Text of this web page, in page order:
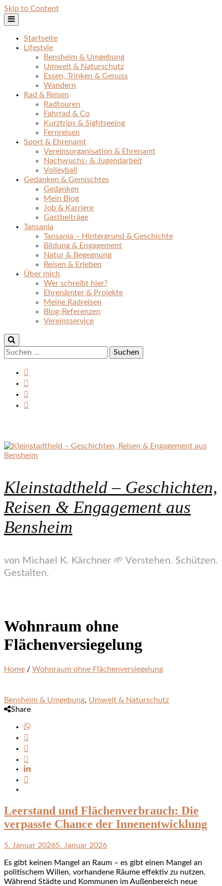
Skip to Content
Startseite
Lifestyle
Bensheim & Umgebung
Umwelt & Naturschutz
Essen, Trinken & Genuss
Wandern
Rad & Reisen
Radtouren
Fahrrad & Co
Kurztrips & Sightseeing
Fernreisen
Sport & Ehrenamt
Vereinsorganisation & Ehrenamt
Nachwuchs- & Jugendarbeit
Volleyball
Gedanken & Gemischtes
Gedanken
Mein Blog
Job & Karriere
Gastbeiträge
Tansania
Tansania – Hintergrund & Geschichte
Bildung & Engagement
Natur & Begegnung
Reisen & Erleben
Über mich
Wer schreibt hier?
Ehrenämter & Projekte
Meine Radreisen
Blog-Referenzen
Vereinsservice
Suchen
nach:
Kleinstadtheld – Geschichten,
Reisen & Engagement aus
Bensheim
von Michael K. Kärchner 🌱 Verstehen. Schützen.
Gestalten.
Wohnraum ohne
Flächenversiegelung
Home / Wohnraum ohne Flächenversiegelung
Bensheim & Umgebung, Umwelt & Naturschutz
Share
Leerstand und Flächenverbrauch: Die
verpasste Chance der Innenentwicklung
5. Januar 20265. Januar 2026
Es gibt keinen Mangel an Raum – es gibt einen Mangel an
politischem Willen, vorhandene Räume effektiv zu nutzen.
Während Städte und Kommunen im Außenbereich neue